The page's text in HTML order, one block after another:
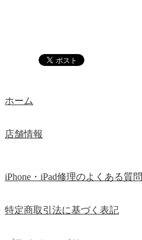
ホーム
店舗情報
iPhone・iPad修理のよくある質問
特定商取引法に基づく表記